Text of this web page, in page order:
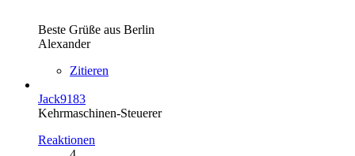
Beste Grüße aus Berlin
Alexander
Zitieren
Jack9183
Kehrmaschinen-Steuerer
Reaktionen